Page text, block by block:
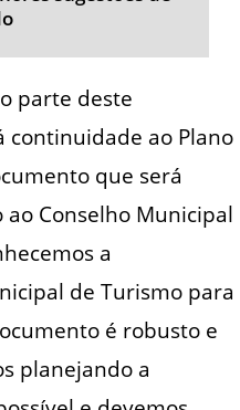
parte deste
continuidade ao Plano
que será
Conselho Municipal
a
de Turismo para
é robusto e
planejando a